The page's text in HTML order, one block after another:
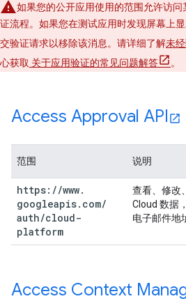
如果您的公开应用使用的范围允许访
证流程。如果您在测试应用时发现屏幕上
交验证请求以移除该消息。请详细了解未
心获取 关于应用验证的常见问题解答 。
Access Approval API
范围 说明
https: //www.
googleapis. com/
auth/cloud-
platform
查看、修改
Cloud 数据
电子邮件地
Access Context